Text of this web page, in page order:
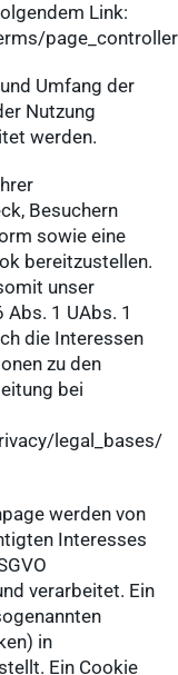
Link:
Umfang der
Nutzung
werden.
Besuchern
sowie eine
bereitzustellen.
unser
1 UAbs. 1
die Interessen
zu den
bei
legal_bases/
werden von
Interesses
verarbeitet. Ein
in
Ein Cookie